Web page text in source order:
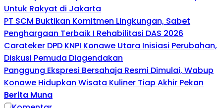
Untuk Rakyat di Jakarta
PT SCM Buktikan Komitmen Lingkungan, Sabet
Penghargaan Terbaik I Rehabilitasi DAS 2026
Carateker DPD KNPI Konawe Utara Inisiasi Perubahan,
Diskusi Pemuda Diagendakan
Panggung Ekspresi Bersahaja Resmi Dimulai, Wabup
Konawe Hidupkan Wisata Kuliner Tiap Akhir Pekan
Berita Muna